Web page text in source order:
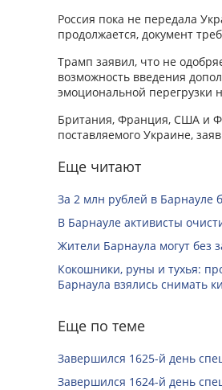
Россия пока не передала
продолжается, документ
Трамп заявил, что не
возможность введения
эмоциональной перегрузки
Британия, Франция, США и
поставляемого Украине,
Еще читают
За 2 млн рублей в Барнауле
В Барнауле активисты
Жители Барнаула могут
Кокошники, руны и тухья:
Барнаула взялись снимать
Еще по теме
Завершился 1625-й день
Завершился 1624-й день